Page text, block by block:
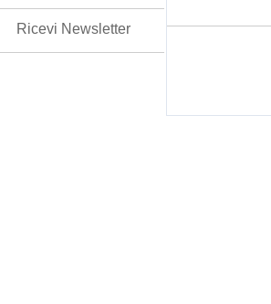
Ricevi Newsletter